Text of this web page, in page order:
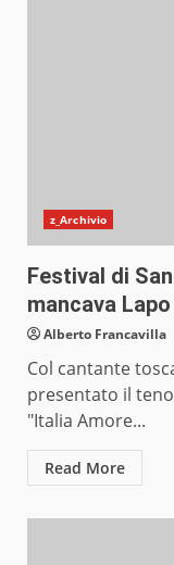
z_Archivio
Festival di
mancava Lapo
Alberto Francavilla
Col cantante
presentato il
"Italia Amore...
Read More